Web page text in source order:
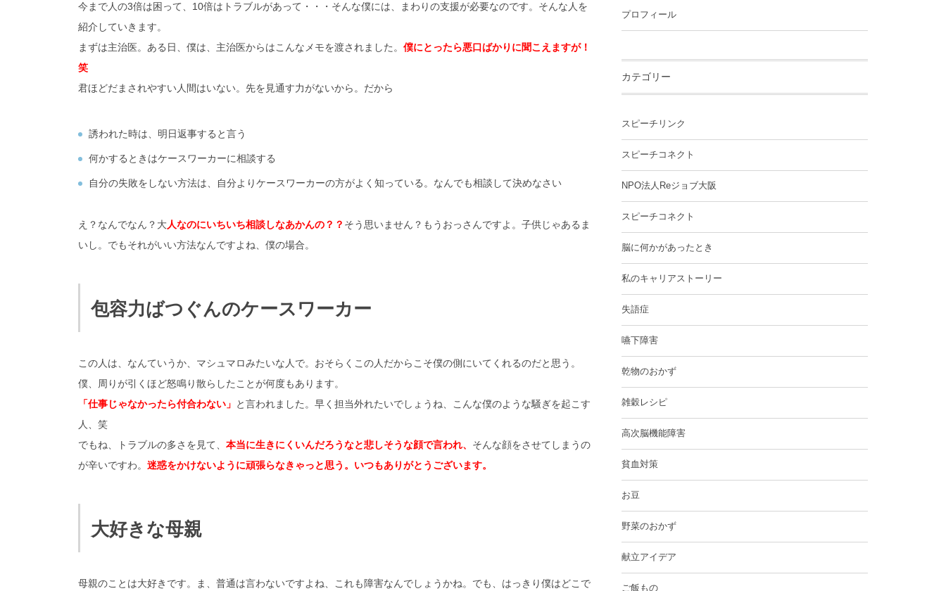
今まで人の3倍は困って、10倍はトラブルがあって・・・そんな僕には、まわりの支援が必要なのです。そんな人を
紹介していきます。
まずは主治医。ある日、僕は、主治医からはこんなメモを渡されました。 僕にとったら悪口ばかりに聞こえますが！
笑
君ほどだまされやすい人間はいない。先を見通す力がないから。だから
誘われた時は、明日返事すると言う
何かするときはケースワーカーに相談する
自分の失敗をしない方法は、自分よりケースワーカーの方がよく知っている。なんでも相談して決めなさい
え？なんでなん？大人なのにいちいち相談しなあかんの？？ そう思いません？もうおっさんですよ。子供じゃあるま
いし。でもそれがいい方法なんですよね、僕の場合。
包容力ばつぐんのケースワーカー
この人は、なんていうか、マシュマロみたいな人で。おそらくこの人だからこそ僕の側にいてくれるのだと思う。
僕、周りが引くほど怒鳴り散らしたことが何度もあります。
「仕事じゃなかったら付合わない」 と言われました。早く担当外れたいでしょうね、こんな僕のような騒ぎを起こす
人、笑
でもね、トラブルの多さを見て、 本当に生きにくいんだろうなと悲しそうな顔で言われ、 そんな顔をさせてしまうの
が辛いですわ。 迷惑をかけないように頑張らなきゃっと思う。いつもありがとうございます。
大好きな母親
母親のことは大好きです。ま、普通は言わないですよね、これも障害なんでしょうかね。でも、はっきり僕はどこで
プロフィール
カテゴリー
スピーチリンク
スピーチコネクト
NPO法人Reジョブ大阪
スピーチコネクト
脳に何かがあったとき
私のキャリアストーリー
失語症
嚥下障害
乾物のおかず
雑穀レシピ
高次脳機能障害
貧血対策
お豆
野菜のおかず
献立アイデア
ご飯もの